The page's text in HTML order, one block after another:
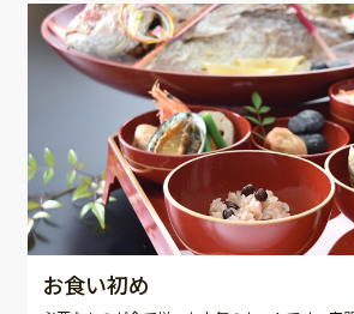
お食い初め